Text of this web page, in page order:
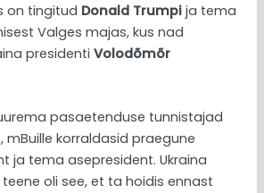
on tingitud Donald Trumpi ja tema
Valges majas, kus nad
presidentiVolodõmõr
pasaetenduse tunnistajad
korraldasid praegune
ja tema asepresident. Ukraina
oli see, et ta hoidis ennast